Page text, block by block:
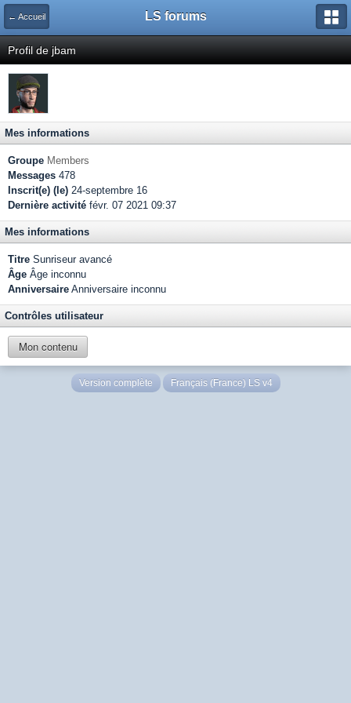
← Accueil LS forums
Profil de jbam
Mes informations
Groupe Members
Messages 478
Inscrit(e) (le) 24-septembre 16
Dernière activité févr. 07 2021 09:37
Mes informations
Titre Sunriseur avancé
Âge Âge inconnu
Anniversaire Anniversaire inconnu
Contrôles utilisateur
Mon contenu
Version complète Français (France) LS v4